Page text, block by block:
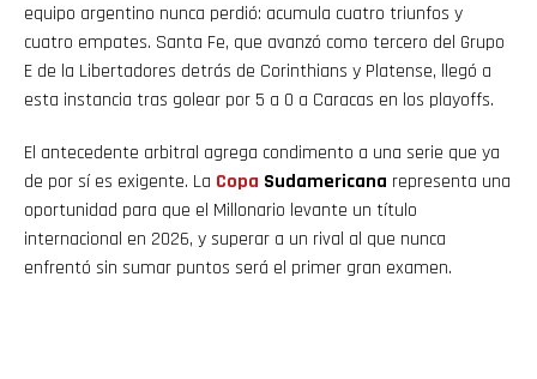
equipo argentino nunca perdió: acumula cuatro triunfos y
cuatro empates. Santa Fe, que avanzó como tercero del Grupo
E de la Libertadores detrás de Corinthians y Platense, llegó a
esta instancia tras golear por 5 a 0 a Caracas en los playoffs.
El antecedente arbitral agrega condimento a una serie que ya
de por sí es exigente. La Copa Sudamericana representa una
oportunidad para que el Millonario levante un título
internacional en 2026, y superar a un rival al que nunca
enfrentó sin sumar puntos será el primer gran examen.